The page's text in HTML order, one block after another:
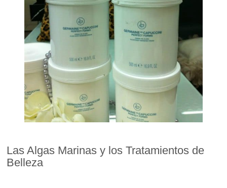
Las Algas Marinas y los Tratamientos de
Belleza